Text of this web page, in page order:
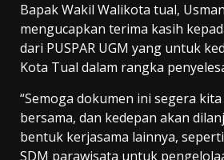
Bapak Wakil Walikota tual,
mengucapkan terima kasih
dari PUSPAR UGM yang untuk
Kota Tual dalam rangka
“Semoga dokumen ini segera
bersama, dan kedepan akan
bentuk kerjasama lainnya,
SDM parawisata untuk